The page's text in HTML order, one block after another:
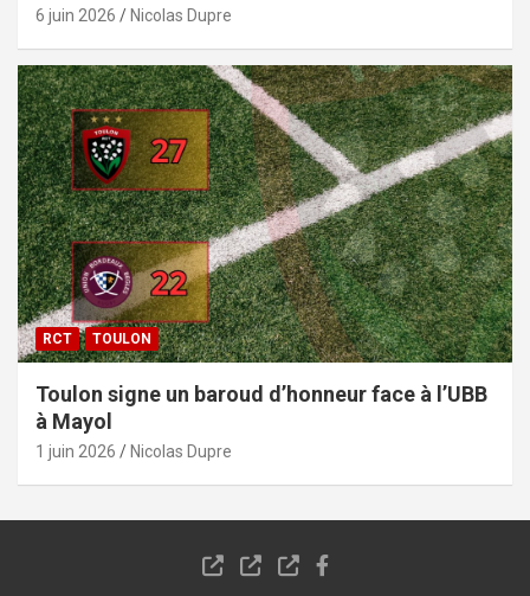
6 juin 2026 Nicolas Dupre
RCT TOULON
Toulon signe un baroud d’honneur face à l’UBB
à Mayol
1 juin 2026 Nicolas Dupre